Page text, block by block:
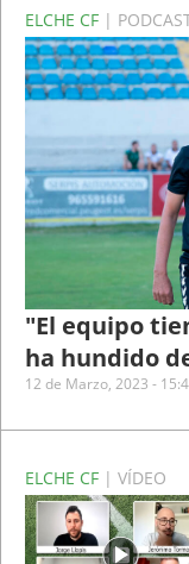
ELCHE CF |
"El equipo
ha hundido
12 de Marzo, 2023 -
ELCHE CF | VÍDEO